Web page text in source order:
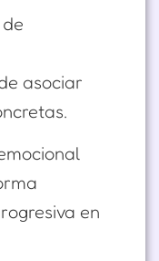
asociar
en